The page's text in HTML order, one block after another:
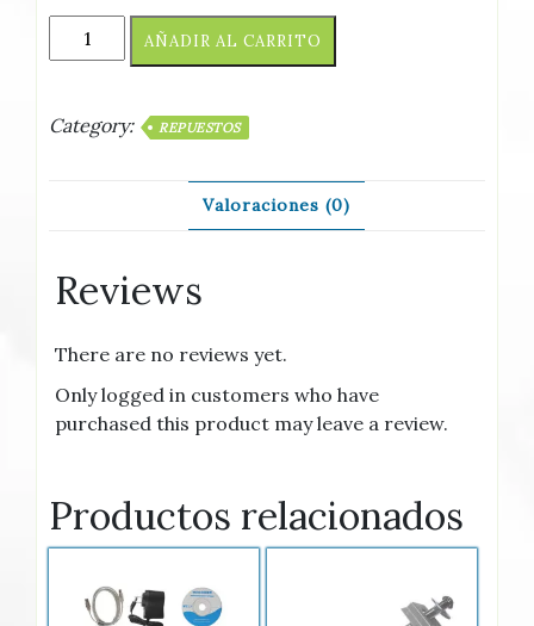
Tester
digital/Grande
AÑADIR AL CARRITO
Category: REPUESTOS
Valoraciones (0)
Reviews
There are no reviews yet.
Only logged in customers who have
purchased this product may leave a review.
Productos relacionados